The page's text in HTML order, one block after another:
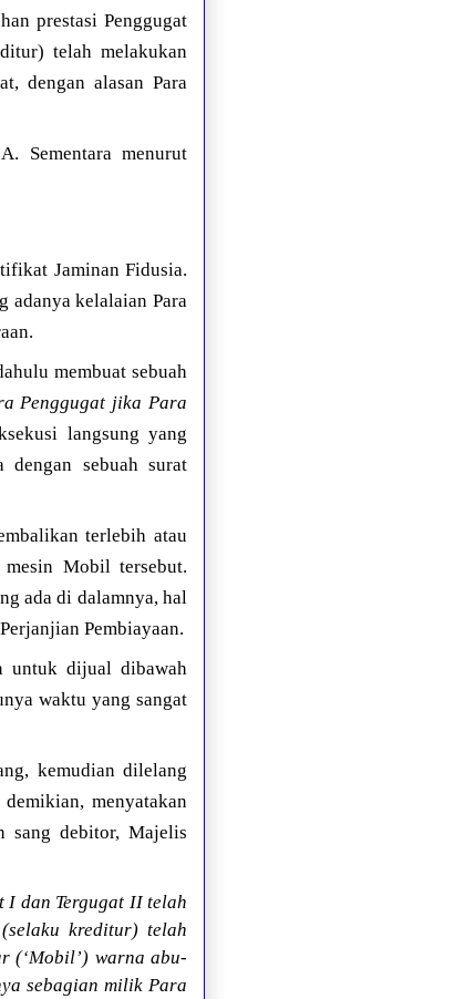
prestasi Penggugat
telah melakukan
dengan alasan Para
Sementara menurut
Jaminan Fidusia.
adanya kelalaian Para
membuat sebuah
Penggugat jika Para
langsung yang
sebuah surat
terlebih atau
Mobil tersebut.
ada di dalamnya, hal
Pembiayaan.
untuk dijual dibawah
waktu yang sangat
kemudian dilelang
menyatakan
sang debitor, Majelis
I dan Tergugat II telah
kreditur) telah
(‘Mobil’) warna abu-
sebagian milik Para